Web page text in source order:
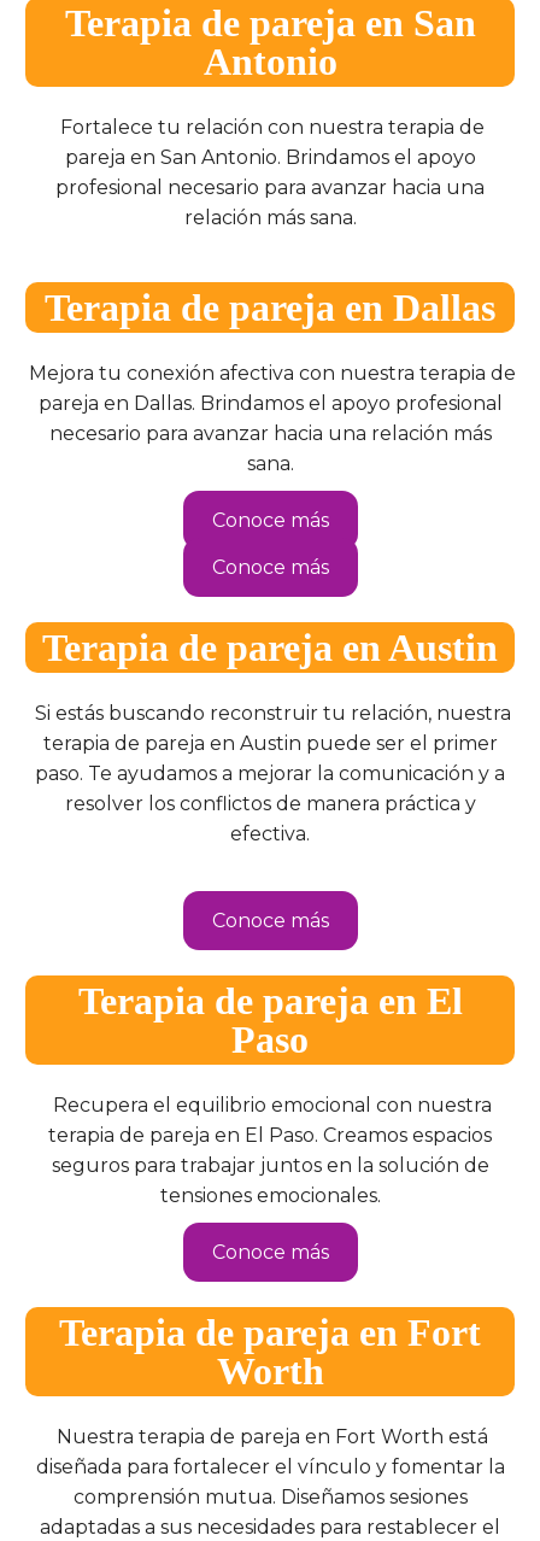
Terapia de pareja en San
Antonio
Fortalece tu relación con nuestra terapia de
pareja en San Antonio. Brindamos el apoyo
profesional necesario para avanzar hacia una
relación más sana.
Terapia de pareja en Dallas
Mejora tu conexión afectiva con nuestra terapia de
pareja en Dallas. Brindamos el apoyo profesional
necesario para avanzar hacia una relación más
sana.
Conoce más
Conoce más
Terapia de pareja en Austin
Si estás buscando reconstruir tu relación, nuestra
terapia de pareja en Austin puede ser el primer
paso. Te ayudamos a mejorar la comunicación y a
resolver los conflictos de manera práctica y
efectiva.
Conoce más
Terapia de pareja en El
Paso
Recupera el equilibrio emocional con nuestra
terapia de pareja en El Paso. Creamos espacios
seguros para trabajar juntos en la solución de
tensiones emocionales.
Conoce más
Terapia de pareja en Fort
Worth
Nuestra terapia de pareja en Fort Worth está
diseñada para fortalecer el vínculo y fomentar la
comprensión mutua. Diseñamos sesiones
adaptadas a sus necesidades para restablecer el